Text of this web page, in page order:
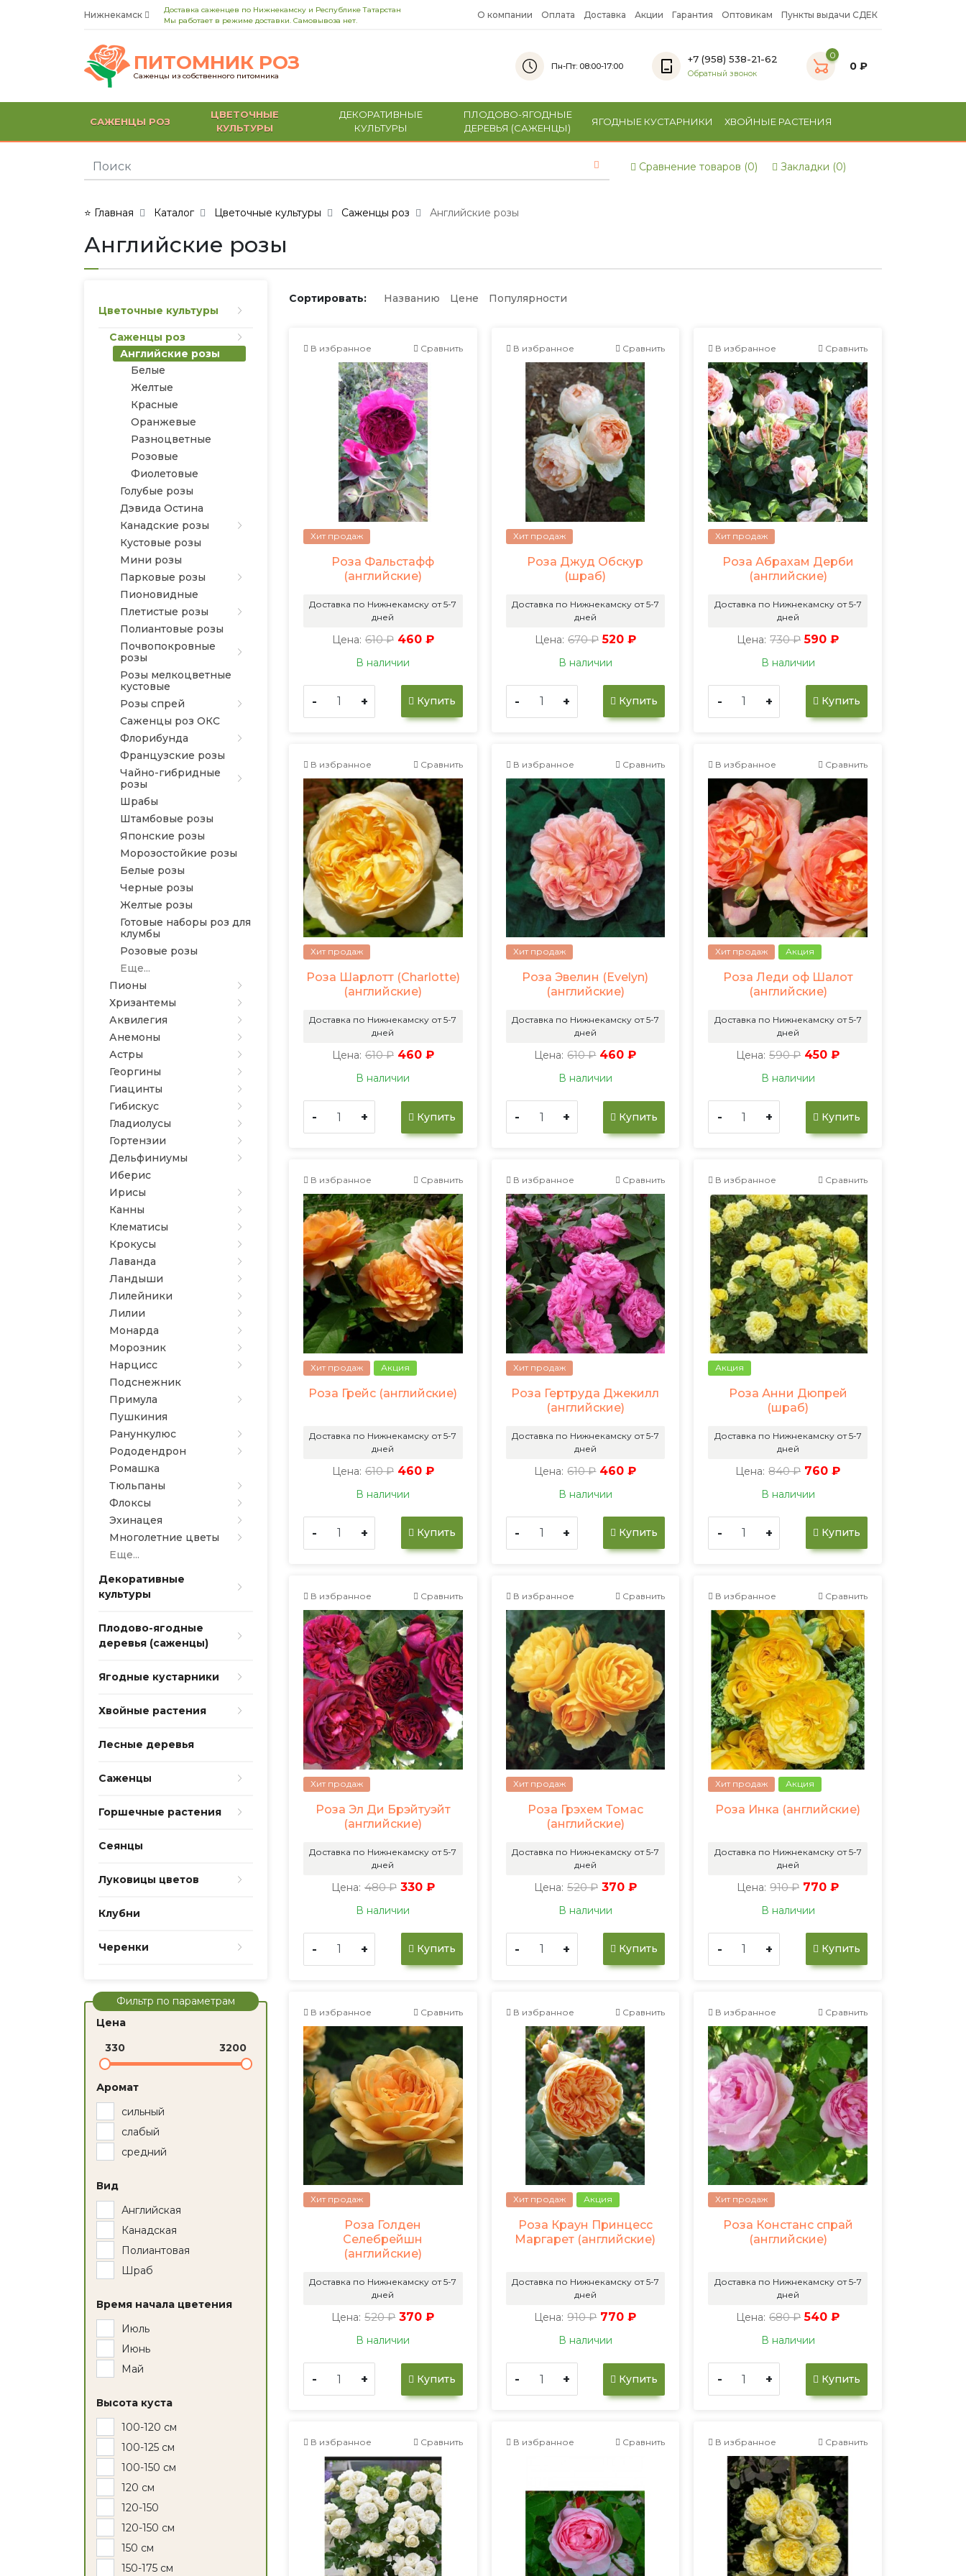
Нижнекамск
Доставка саженцев по Нижнекамску и Республике Татарстан
Мы работает в режиме доставки. Самовывоза нет.
О компании Оплата Доставка Акции Гарантия Оптовикам Пункты выдачи СДЕК
ПИТОМНИК РОЗ
Саженцы из собственного питомника
Пн-Пт: 08:00-17:00
+7 (958) 538-21-62
Обратный звонок
0
0 ₽
САЖЕНЦЫ РОЗ
ЦВЕТОЧНЫЕ
КУЛЬТУРЫ
ДЕКОРАТИВНЫЕ
КУЛЬТУРЫ
ПЛОДОВО-ЯГОДНЫЕ
ДЕРЕВЬЯ (САЖЕНЦЫ)
ЯГОДНЫЕ КУСТАРНИКИ ХВОЙНЫЕ РАСТЕНИЯ
Сравнение товаров (0) Закладки (0)
⭐ Главная Каталог Цветочные культуры Саженцы роз Английские розы
Английские розы
Цветочные культуры
Саженцы роз
Английские розы
Белые
Желтые
Красные
Оранжевые
Разноцветные
Розовые
Фиолетовые
Голубые розы
Дэвида Остина
Канадские розы
Кустовые розы
Мини розы
Парковые розы
Пионовидные
Плетистые розы
Полиантовые розы
Почвопокровные
розы
Розы мелкоцветные
кустовые
Розы спрей
Саженцы роз ОКС
Флорибунда
Французские розы
Чайно-гибридные
розы
Шрабы
Штамбовые розы
Японские розы
Морозостойкие розы
Белые розы
Черные розы
Желтые розы
Готовые наборы роз для
клумбы
Розовые розы
Еще...
Пионы
Хризантемы
Аквилегия
Анемоны
Астры
Георгины
Гиацинты
Гибискус
Гладиолусы
Гортензии
Дельфиниумы
Иберис
Ирисы
Канны
Клематисы
Крокусы
Лаванда
Ландыши
Лилейники
Лилии
Монарда
Морозник
Нарцисс
Подснежник
Примула
Пушкиния
Ранункулюс
Рододендрон
Ромашка
Тюльпаны
Флоксы
Эхинацея
Многолетние цветы
Еще...
Декоративные
культуры
Плодово-ягодные
деревья (саженцы)
Ягодные кустарники
Хвойные растения
Лесные деревья
Саженцы
Горшечные растения
Сеянцы
Луковицы цветов
Клубни
Черенки
Фильтр по параметрам
Цена
330
3200
Аромат
сильный
слабый
средний
Вид
Английская
Канадская
Полиантовая
Шраб
Время начала цветения
Июль
Июнь
Май
Высота куста
100-120 см
100-125 см
100-150 см
120 см
120-150
120-150 см
150 см
150-175 см
Сортировать: Названию Цене Популярности
В избранное Сравнить
Хит продаж
Роза Фальстафф
(английские)
Доставка по Нижнекамску от 5-7
дней
Цена: 610 ₽ 460 ₽
В наличии
- + Купить
В избранное Сравнить
Хит продаж
Роза Джуд Обскур
(шраб)
Доставка по Нижнекамску от 5-7
дней
Цена: 670 ₽ 520 ₽
В наличии
- + Купить
В избранное Сравнить
Хит продаж
Роза Абрахам Дерби
(английские)
Доставка по Нижнекамску от 5-7
дней
Цена: 730 ₽ 590 ₽
В наличии
- + Купить
В избранное Сравнить
Хит продаж
Роза Шарлотт (Charlotte)
(английские)
Доставка по Нижнекамску от 5-7
дней
Цена: 610 ₽ 460 ₽
В наличии
- + Купить
В избранное Сравнить
Хит продаж
Роза Эвелин (Evelyn)
(английские)
Доставка по Нижнекамску от 5-7
дней
Цена: 610 ₽ 460 ₽
В наличии
- + Купить
В избранное Сравнить
Хит продаж Акция
Роза Леди оф Шалот
(английские)
Доставка по Нижнекамску от 5-7
дней
Цена: 590 ₽ 450 ₽
В наличии
- + Купить
В избранное Сравнить
Хит продаж Акция
Роза Грейс (английские)
Доставка по Нижнекамску от 5-7
дней
Цена: 610 ₽ 460 ₽
В наличии
- + Купить
В избранное Сравнить
Хит продаж
Роза Гертруда Джекилл
(английские)
Доставка по Нижнекамску от 5-7
дней
Цена: 610 ₽ 460 ₽
В наличии
- + Купить
В избранное Сравнить
Акция
Роза Анни Дюпрей
(шраб)
Доставка по Нижнекамску от 5-7
дней
Цена: 840 ₽ 760 ₽
В наличии
- + Купить
В избранное Сравнить
Хит продаж
Роза Эл Ди Брэйтуэйт
(английские)
Доставка по Нижнекамску от 5-7
дней
Цена: 480 ₽ 330 ₽
В наличии
- + Купить
В избранное Сравнить
Хит продаж
Роза Грэхем Томас
(английские)
Доставка по Нижнекамску от 5-7
дней
Цена: 520 ₽ 370 ₽
В наличии
- + Купить
В избранное Сравнить
Хит продаж Акция
Роза Инка (английские)
Доставка по Нижнекамску от 5-7
дней
Цена: 910 ₽ 770 ₽
В наличии
- + Купить
В избранное Сравнить
Хит продаж
Роза Голден
Селебрейшн
(английские)
Доставка по Нижнекамску от 5-7
дней
Цена: 520 ₽ 370 ₽
В наличии
- + Купить
В избранное Сравнить
Хит продаж Акция
Роза Краун Принцесс
Маргарет (английские)
Доставка по Нижнекамску от 5-7
дней
Цена: 910 ₽ 770 ₽
В наличии
- + Купить
В избранное Сравнить
Хит продаж
Роза Констанс спрай
(английские)
Доставка по Нижнекамску от 5-7
дней
Цена: 680 ₽ 540 ₽
В наличии
- + Купить
В избранное Сравнить В избранное Сравнить В избранное Сравнить